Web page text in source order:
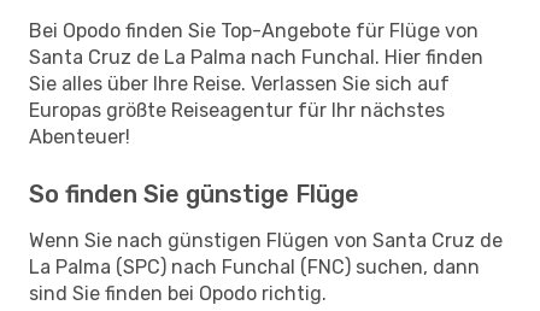
Bei Opodo finden Sie Top-Angebote für Flüge von
Santa Cruz de La Palma nach Funchal. Hier finden
Sie alles über Ihre Reise. Verlassen Sie sich auf
Europas größte Reiseagentur für Ihr nächstes
Abenteuer!
So finden Sie günstige Flüge
Wenn Sie nach günstigen Flügen von Santa Cruz de
La Palma (SPC) nach Funchal (FNC) suchen, dann
sind Sie finden bei Opodo richtig.